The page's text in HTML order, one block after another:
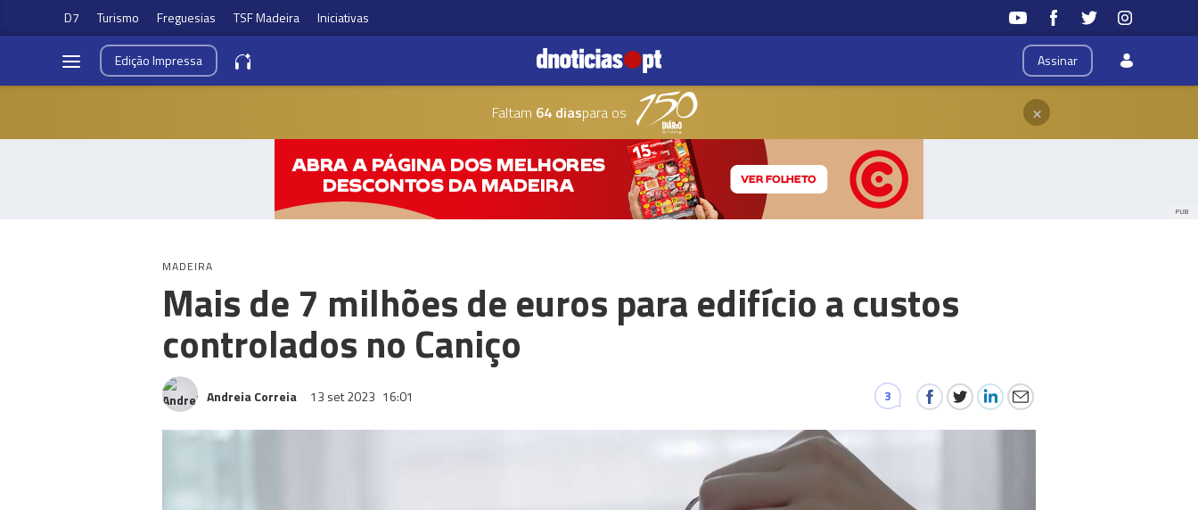
D7 Turismo Freguesias TSF Madeira Iniciativas
Assinar
EdiçãoImpressa
Faltam 64 diaspara os ×
PUB
MADEIRA
Mais de 7 milhões de euros para edifício a custos
controlados no Caniço
Andreia Correia 13 set 2023 16:01 3